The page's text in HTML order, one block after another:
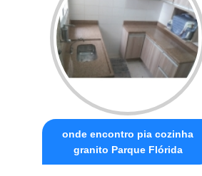
onde encontro pia cozinha
granito Parque Flórida